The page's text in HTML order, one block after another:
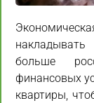
больше
финансовых
квартиры,